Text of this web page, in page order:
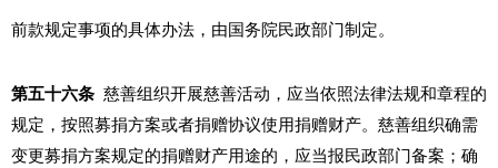
前款规定事项的具体办法，由国务院民政部门制定。
第五十六条 慈善组织开展慈善活动，应当依照法律法规和章程的
规定，按照募捐方案或者捐赠协议使用捐赠财产。慈善组织确需
变更募捐方案规定的捐赠财产用途的，应当报民政部门备案；确